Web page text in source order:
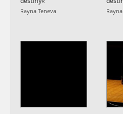
Rayna Teneva